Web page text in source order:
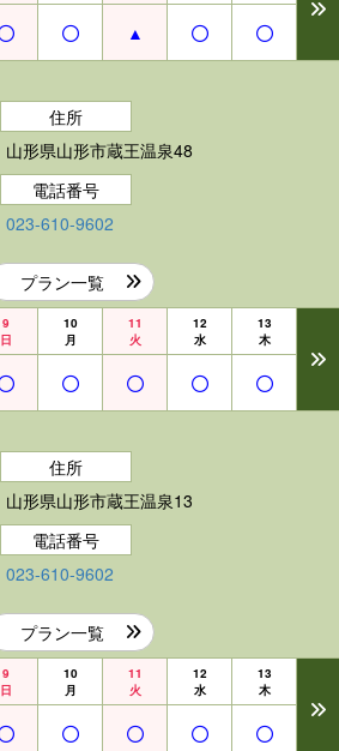
住所
山形県山形市蔵王温泉48
電話番号
023-610-9602
プラン一覧
9
日
10
月
11
火
12
水
13
木
住所
山形県山形市蔵王温泉13
電話番号
023-610-9602
プラン一覧
9
日
10
月
11
火
12
水
13
木